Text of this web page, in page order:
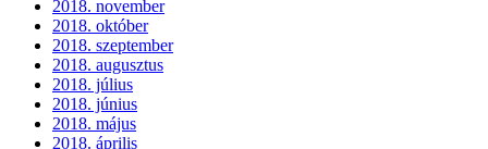
2018. november
2018. október
2018. szeptember
2018. augusztus
2018. július
2018. június
2018. május
2018. április